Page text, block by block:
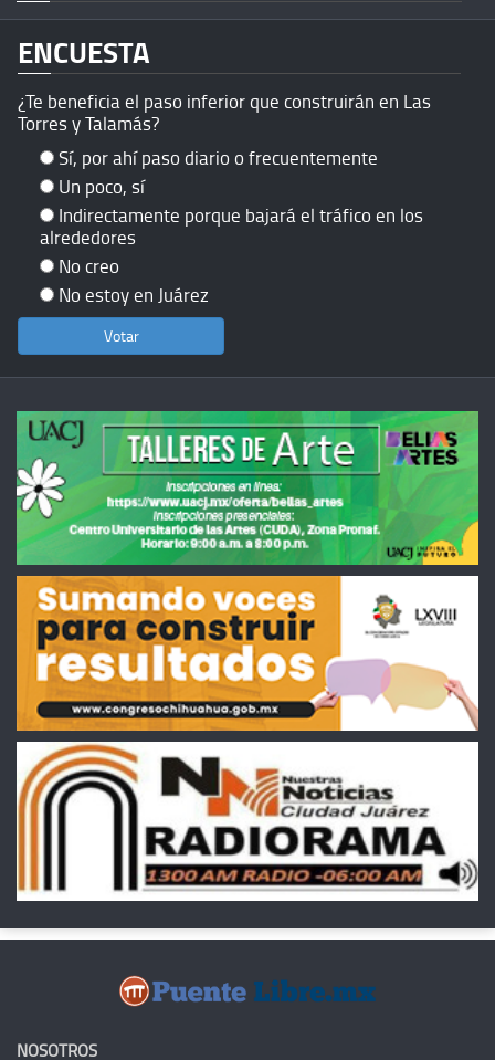
ENCUESTA
¿Te beneficia el paso inferior que construirán en Las
Torres y Talamás?
Sí, por ahí paso diario o frecuentemente
Un poco, sí
Indirectamente porque bajará el tráfico en los
alrededores
No creo
No estoy en Juárez
NOSOTROS